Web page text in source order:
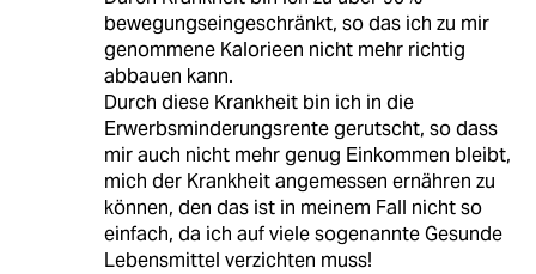
bewegungseingeschränkt, so das ich zu mir
genommene Kalorieen nicht mehr richtig
abbauen kann.
Durch diese Krankheit bin ich in die
Erwerbsminderungsrente gerutscht, so dass
mir auch nicht mehr genug Einkommen bleibt,
mich der Krankheit angemessen ernähren zu
können, den das ist in meinem Fall nicht so
einfach, da ich auf viele sogenannte Gesunde
Lebensmittel verzichten muss!